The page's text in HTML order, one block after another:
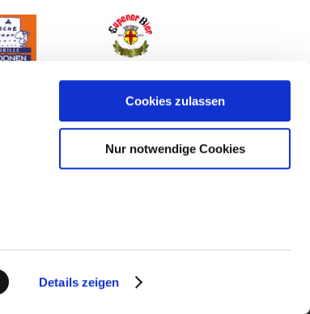
Details zeigen
Cookies zulassen
Nur notwendige Cookies